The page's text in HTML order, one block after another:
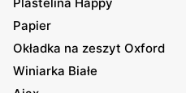
Papier
Okładka na zeszyt Oxford
Winiarka Białe